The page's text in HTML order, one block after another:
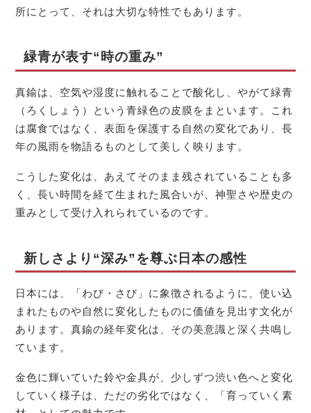
所にとって、それは大切な特性でもあります。
緑青が表す“時の重み”
真鍮は、空気や湿度に触れることで酸化し、やがて緑青
（ろくしょう）という青緑色の皮膜をまといます。これ
は腐食ではなく、表面を保護する自然の変化であり、長
年の風雨を物語るものとして美しく映ります。
こうした変化は、あえてそのまま残されていることも多
く、長い時間を経て生まれた風合いが、神聖さや歴史の
重みとして受け入れられているのです。
新しさより“深み”を尊ぶ日本の感性
日本には、「わび・さび」に象徴されるように、使い込
まれたものや自然に変化したものに価値を見出す文化が
あります。真鍮の経年変化は、その美意識と深く共鳴し
ています。
金色に輝いていた鈴や金具が、少しずつ渋い色へと変化
していく様子は、ただの劣化ではなく、「育っていく素